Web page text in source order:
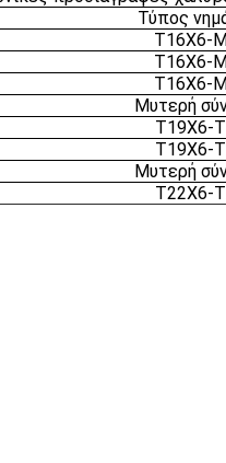
Τύπος
T16X6-
T16X6-
T16X6-
Μυτερή
T19X6-
T19X6-
Μυτερή
T22X6-